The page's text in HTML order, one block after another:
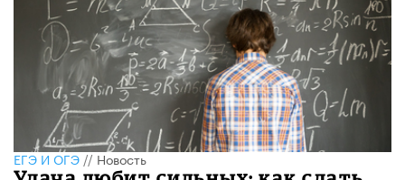
ЕГЭ И ОГЭ//Новость